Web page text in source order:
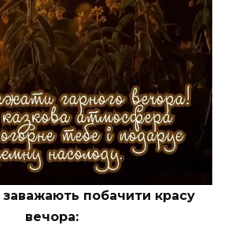
заважають побачити красу
вечора: